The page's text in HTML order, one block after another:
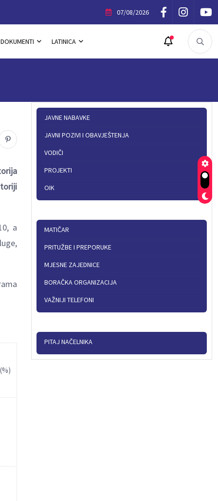
07/08/2026
DOKUMENTI LATINICA
a
JAVNE NABAVKE
JAVNI POZIVI I OBAVJEŠTENJA
VODIČI
PROJEKTI
OIK
MATIČAR
PRITUŽBE I PREPORUKE
MJESNE ZAJEDNICE
BORAČKA ORGANIZACIJA
VAŽNIJI TELEFONI
PITAJ NAČELNIKA